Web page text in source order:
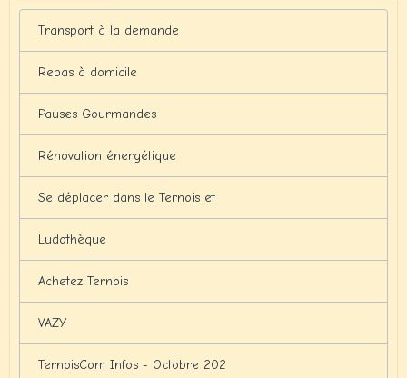
Transport à la demande
Repas à domicile
Pauses Gourmandes
Rénovation énergétique
Se déplacer dans le Ternois et
Ludothèque
Achetez Ternois
VAZY
TernoisCom Infos - Octobre 202